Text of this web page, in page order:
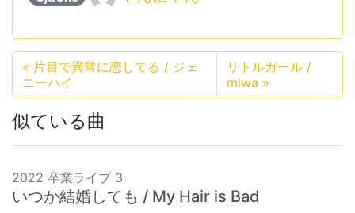
« 片目で異常に恋してる / ジェ
ニーハイ
リトルガール /
miwa »
似ている曲
2022 卒業ライブ 3
いつか結婚しても / My Hair is Bad